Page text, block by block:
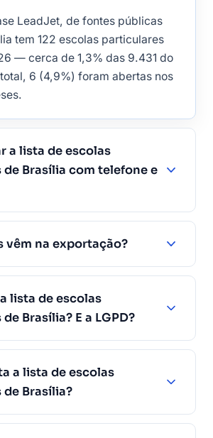
LeadJet, de fontes públicas
tem 122 escolas particulares
— cerca de 1,3% das 9.431 do
6 (4,9%) foram abertas nos
a lista de escolas
Brasília com telefone e
vêm na exportação?
lista de escolas
Brasília? E a LGPD?
a lista de escolas
Brasília?